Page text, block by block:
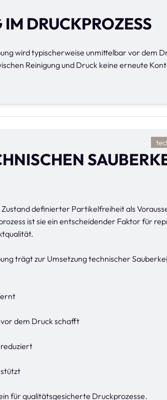
DRUCKPROZESS
wird typischerweise unmittelbar vor dem
Reinigung und Druck keine erneute
definierter Partikelfreiheit als
ist sie ein entscheidender Faktor für
trägt zur Umsetzung technischer
dem Druck schafft
für qualitätsgesicherte Druckprozesse.